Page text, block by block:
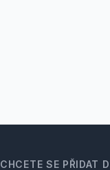
CHCETE SE PŘIDAT